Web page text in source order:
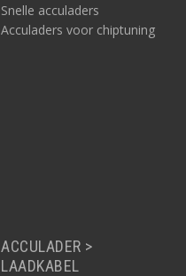
Snelle acculaders
Acculaders voor chiptuning
ACCULADER >
LAADKABEL